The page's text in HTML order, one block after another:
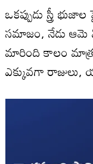
ఒకప్పుడు స్త్రీ
సమాజం, నేడు ఆమె
మారింది కాలం
ఎక్కువగా రాజులు,